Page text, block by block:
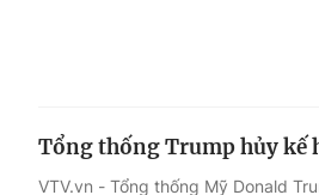
Tổng thống Trump hủy kế
VTV.vn - Tổng thống Mỹ Donald